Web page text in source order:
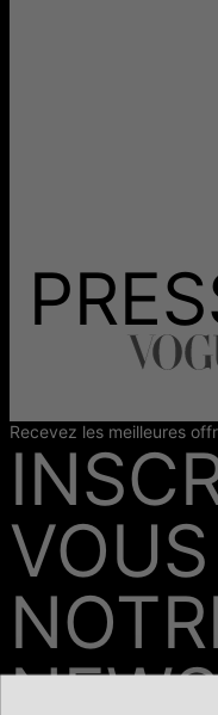
Recevez les meilleures